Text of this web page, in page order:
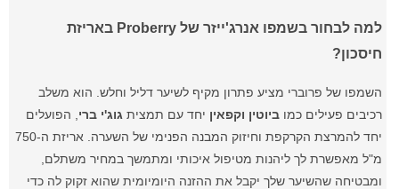
למה לבחור בשמפו אנרג'ייזר של Proberry באריזת
חיסכון?
השמפו של פרוברי מציע פתרון מקיף לשיער דליל וחלש. הוא משלב
רכיבים פעילים כמוביוטין וקפאין יחד עם תמצית גוג'י ברי , הפועלים
יחד להמרצת הקרקפת וחיזוק המבנה הפנימי של השערה. אריזת ה-750
מ"ל מאפשרת לך ליהנות מטיפול איכותי ומתמשך במחיר משתלם,
ומבטיחה שהשיער שלך יקבל את ההזנה היומיומית שהוא זקוק לה כדי